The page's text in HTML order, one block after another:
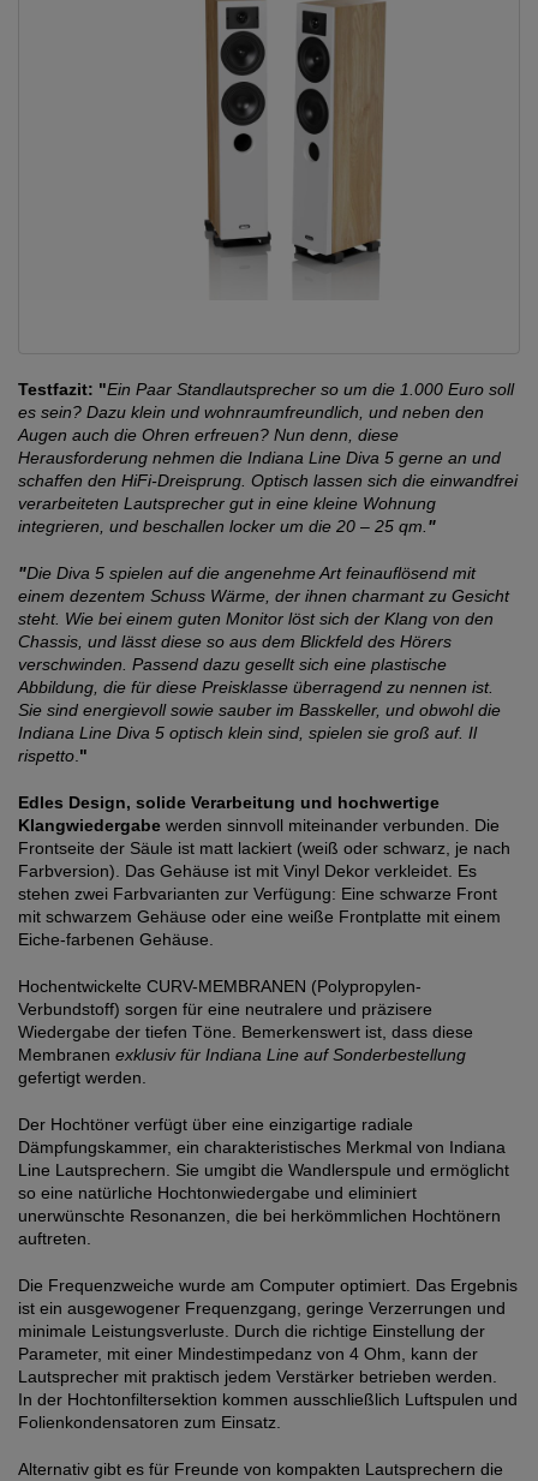
Testfazit: "Ein Paar Standlautsprecher so um die 1.000 Euro soll
es sein? Dazu klein und wohnraumfreundlich, und neben den
Augen auch die Ohren erfreuen? Nun denn, diese
Herausforderung nehmen die Indiana Line Diva 5 gerne an und
schaffen den HiFi-Dreisprung. Optisch lassen sich die einwandfrei
verarbeiteten Lautsprecher gut in eine kleine Wohnung
integrieren, und beschallen locker um die 20 – 25 qm. "
"Die Diva 5 spielen auf die angenehme Art feinauflösend mit
einem dezentem Schuss Wärme, der ihnen charmant zu Gesicht
steht. Wie bei einem guten Monitor löst sich der Klang von den
Chassis, und lässt diese so aus dem Blickfeld des Hörers
verschwinden. Passend dazu gesellt sich eine plastische
Abbildung, die für diese Preisklasse überragend zu nennen ist.
Sie sind energievoll sowie sauber im Basskeller, und obwohl die
Indiana Line Diva 5 optisch klein sind, spielen sie groß auf. Il
rispetto "
Edles Design, solide Verarbeitung und hochwertige
Klangwiedergabe werden sinnvoll miteinander verbunden. Die
Frontseite der Säule ist matt lackiert (weiß oder schwarz, je nach
Farbversion). Das Gehäuse ist mit Vinyl Dekor verkleidet. Es
stehen zwei Farbvarianten zur Verfügung: Eine schwarze Front
mit schwarzem Gehäuse oder eine weiße Frontplatte mit einem
Eiche-farbenen Gehäuse.
Hochentwickelte CURV-MEMBRANEN (Polypropylen-
Verbundstoff) sorgen für eine neutralere und präzisere
Wiedergabe der tiefen Töne. Bemerkenswert ist, dass diese
Membranen exklusiv für Indiana Line auf Sonderbestellung
gefertigt werden.
Der Hochtöner verfügt über eine einzigartige radiale
Dämpfungskammer, ein charakteristisches Merkmal von Indiana
Line Lautsprechern. Sie umgibt die Wandlerspule und ermöglicht
so eine natürliche Hochtonwiedergabe und eliminiert
unerwünschte Resonanzen, die bei herkömmlichen Hochtönern
auftreten.
Die Frequenzweiche wurde am Computer optimiert. Das Ergebnis
ist ein ausgewogener Frequenzgang, geringe Verzerrungen und
minimale Leistungsverluste. Durch die richtige Einstellung der
Parameter, mit einer Mindestimpedanz von 4 Ohm, kann der
Lautsprecher mit praktisch jedem Verstärker betrieben werden.
In der Hochtonfiltersektion kommen ausschließlich Luftspulen und
Folienkondensatoren zum Einsatz.
Alternativ gibt es für Freunde von kompakten Lautsprechern die